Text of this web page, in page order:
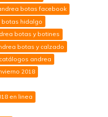
botas facebook
botas hidalgo
botas y botines
botas y calzado
andrea
2018
en linea